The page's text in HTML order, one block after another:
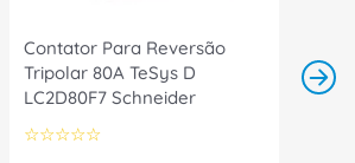
Contator Para Reversão
Tripolar 80A TeSys D
LC2D80F7 Schneider
☆☆☆☆☆